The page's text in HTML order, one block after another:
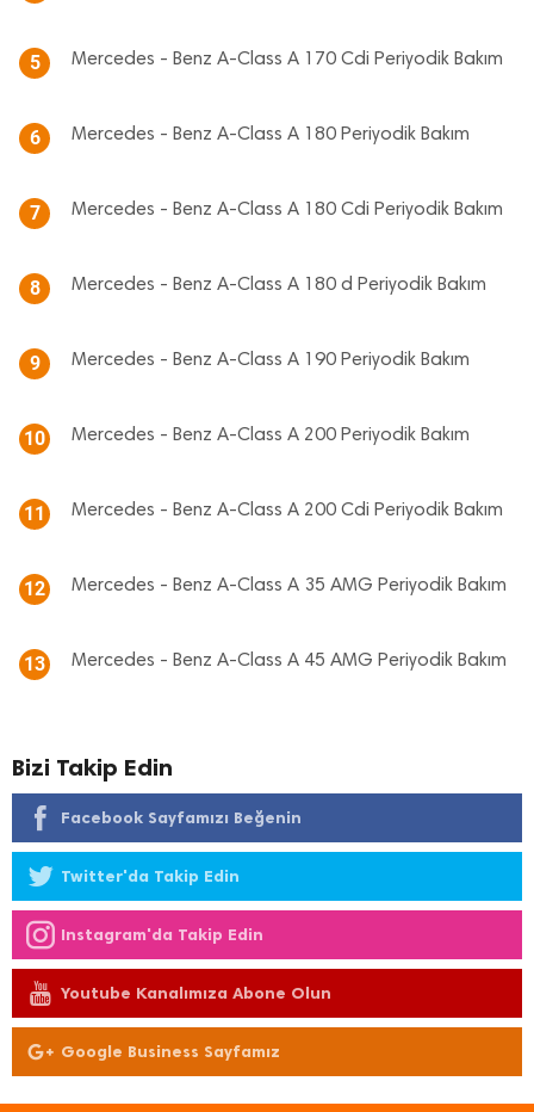
5 Mercedes - Benz A-Class A 170 Cdi Periyodik Bakım
6 Mercedes - Benz A-Class A 180 Periyodik Bakım
7 Mercedes - Benz A-Class A 180 Cdi Periyodik Bakım
8 Mercedes - Benz A-Class A 180 d Periyodik Bakım
9 Mercedes - Benz A-Class A 190 Periyodik Bakım
10 Mercedes - Benz A-Class A 200 Periyodik Bakım
11 Mercedes - Benz A-Class A 200 Cdi Periyodik Bakım
12 Mercedes - Benz A-Class A 35 AMG Periyodik Bakım
13 Mercedes - Benz A-Class A 45 AMG Periyodik Bakım
Bizi Takip Edin
Facebook Sayfamızı Beğenin
Twitter'da Takip Edin
Instagram'da Takip Edin
Youtube Kanalımıza Abone Olun
Google Business Sayfamız